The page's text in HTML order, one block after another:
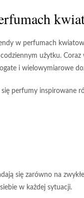
w perfumach
użytku. Coraz
i wielowymiarowe
perfumy inspirowane
się zarówno na
w każdej sytuacji.